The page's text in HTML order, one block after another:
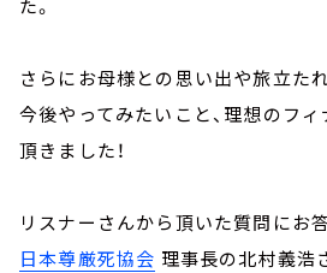
た。
さらにお母様との思い出や旅立た
今後やってみたいこと、理想のフ
頂きました！
リスナーさんから頂いた質問にお
日本尊厳死協会 理事長の北村義浩